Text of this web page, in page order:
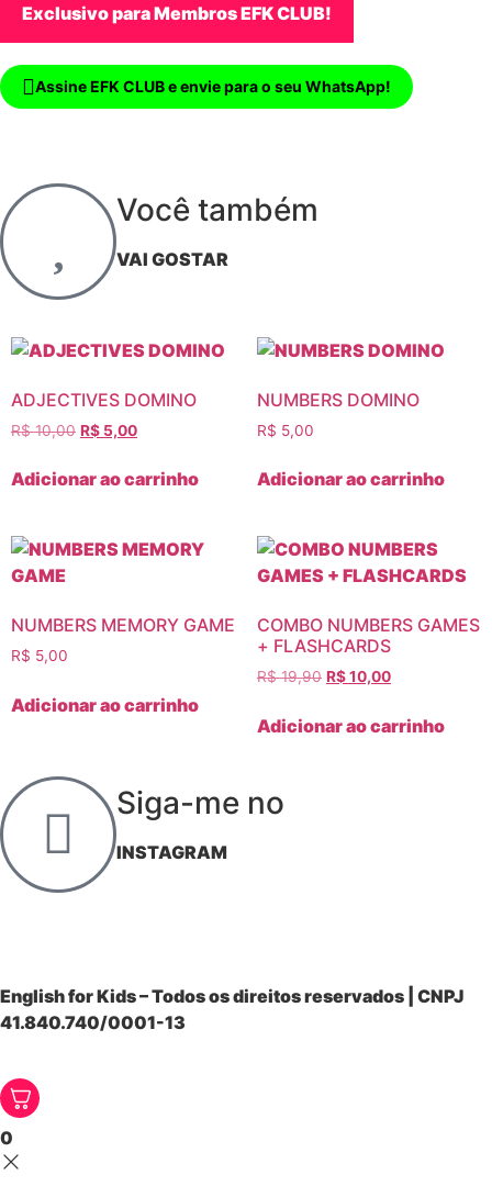
Exclusivo para Membros EFK CLUB!
Assine EFK CLUB e envie para o seu WhatsApp!
Você também
VAI GOSTAR
ADJECTIVES DOMINO
R$10,00 R$ 5,00
Adicionar ao carrinho
NUMBERS DOMINO
R$ 5,00
Adicionar ao carrinho
NUMBERS MEMORY GAME
R$ 5,00
Adicionar ao carrinho
COMBO NUMBERS GAMES
+ FLASHCARDS
R$19,90 R$10,00
Adicionar ao carrinho
Siga-me no
INSTAGRAM
English for Kids – Todos os direitos reservados | CNPJ
41.840.740/0001-13
0